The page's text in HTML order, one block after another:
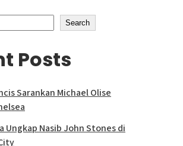
Search
Posts
Sarankan Michael Olise
Ungkap Nasib John Stones di